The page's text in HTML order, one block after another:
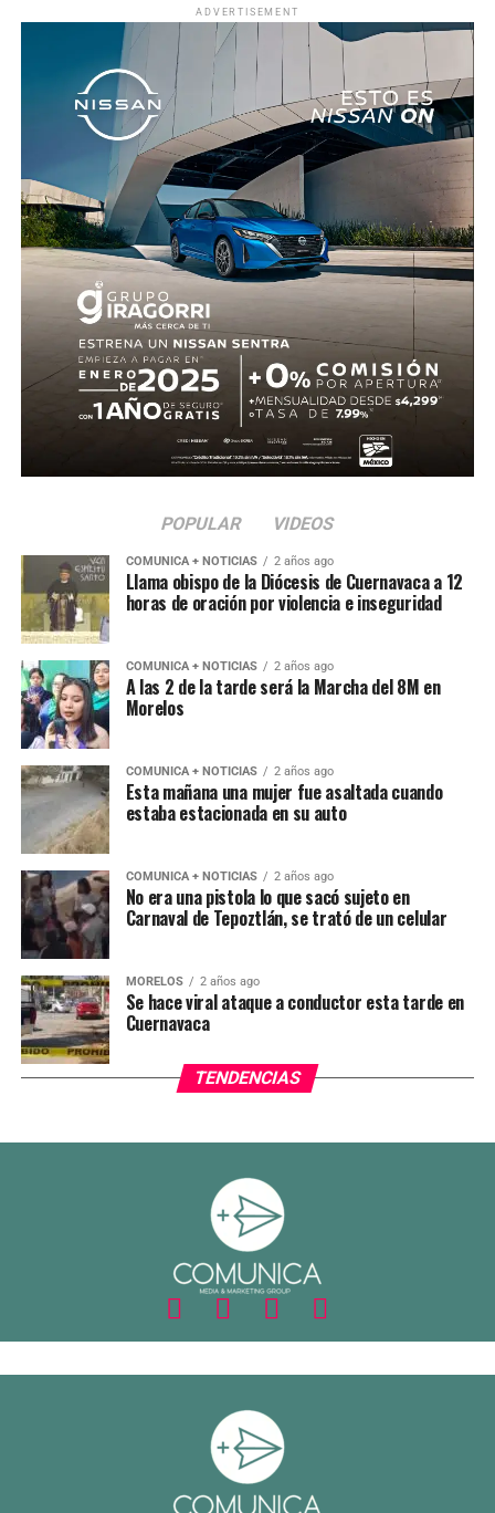
realizaron las diligencias correspondientes y el
levantamiento del cuerpo. Hasta el momento no se
cuenta con información sobre los agresores, y el cadáver
fue trasladado al Servicio Médico Forense en espera de
ser identificado, en tanto continúan las investigaciones.
ADVERTISEMENT
POPULAR VIDEOS
COMUNICA + NOTICIAS 2 años ago
Llama obispo de la Diócesis de Cuernavaca a 12
horas de oración por violencia e inseguridad
COMUNICA + NOTICIAS 2 años ago
A las 2 de la tarde será la Marcha del 8M en
Morelos
COMUNICA + NOTICIAS 2 años ago
Esta mañana una mujer fue asaltada cuando
estaba estacionada en su auto
COMUNICA + NOTICIAS 2 años ago
No era una pistola lo que sacó sujeto en
Carnaval de Tepoztlán, se trató de un celular
MORELOS 2 años ago
Se hace viral ataque a conductor esta tarde en
Cuernavaca
TENDENCIAS